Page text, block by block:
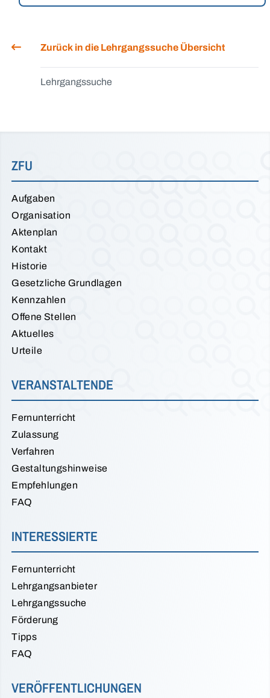
Zurück in die Lehrgangssuche Übersicht
Lehrgangssuche
ZFU
Aufgaben
Organisation
Aktenplan
Kontakt
Historie
Gesetzliche Grundlagen
Kennzahlen
Offene Stellen
Aktuelles
Urteile
VERANSTALTENDE
Fernunterricht
Zulassung
Verfahren
Gestaltungshinweise
Empfehlungen
FAQ
INTERESSIERTE
Fernunterricht
Lehrgangsanbieter
Lehrgangssuche
Förderung
Tipps
FAQ
VERÖFFENTLICHUNGEN